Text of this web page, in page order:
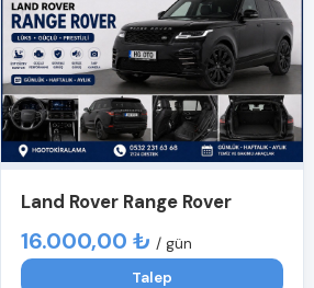
Land Rover Range Rover
16.000,00 ₺ / gün
Talep